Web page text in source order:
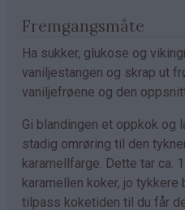
Fremgangsmåte
Ha sukker, glukose og
vaniljestangen og skrap ut
vaniljefrøene og den
Gi blandingen et oppkok og
stadig omrøring til den
karamellfarge. Dette tar ca.
karamellen koker, jo tykkere
tilpass koketiden til du får